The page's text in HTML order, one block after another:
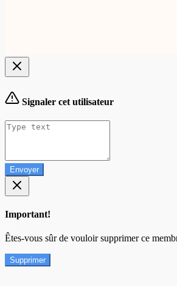
Signaler cet utilisateur
Envoyer
Important!
Êtes-vous sûr de vouloir supprimer ce
Supprimer